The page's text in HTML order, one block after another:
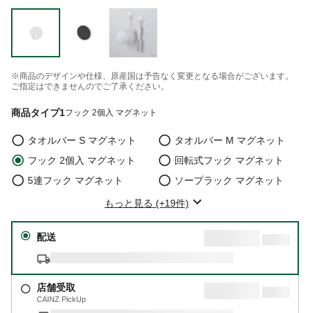
※商品のデザインや仕様、原産国は予告なく変更となる場合がございます。
ご指定はできませんのでご了承ください。
商品タイプ1フック 2個入 マグネット
タオルバー S マグネット
タオルバー M マグネット
フック 2個入 マグネット
回転式フック マグネット
5連フック マグネット
ソープラック マグネット
もっと見る (+19件)
配送
店舗受取
CAINZ PickUp